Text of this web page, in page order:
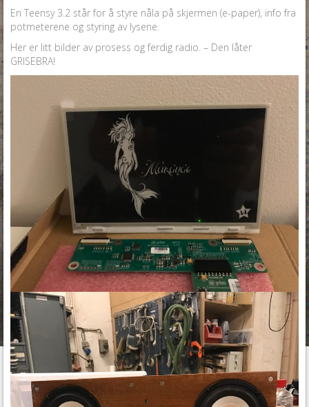
En Teensy 3.2 står for å styre nåla på skjermen (e-paper), info fra
potmeterene og styring av lysene.
Her er litt bilder av prosess og ferdig radio. – Den låter
GRISEBRA!